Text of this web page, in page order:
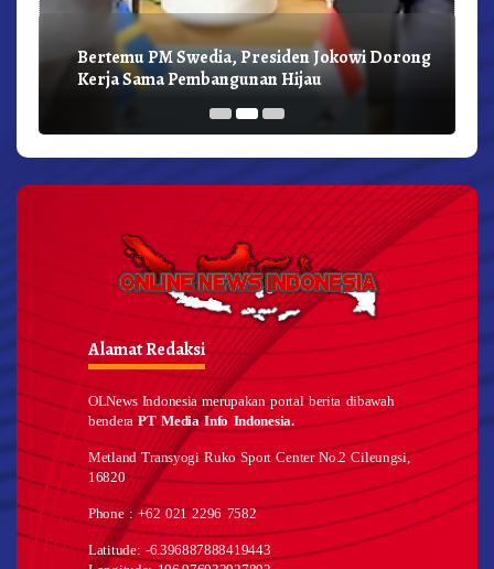
Bertemu PM Swedia, Presiden Jokowi Dorong
Kerja Sama Pembangunan Hijau
Alamat Redaksi
OLNews Indonesia merupakan portal berita dibawah
benderaPT Media Info Indonesia.
Metland Transyogi Ruko Sport Center No.2 Cileungsi,
16820
Phone : +62 021 2296 7582
Latitude: -6.396887888419443